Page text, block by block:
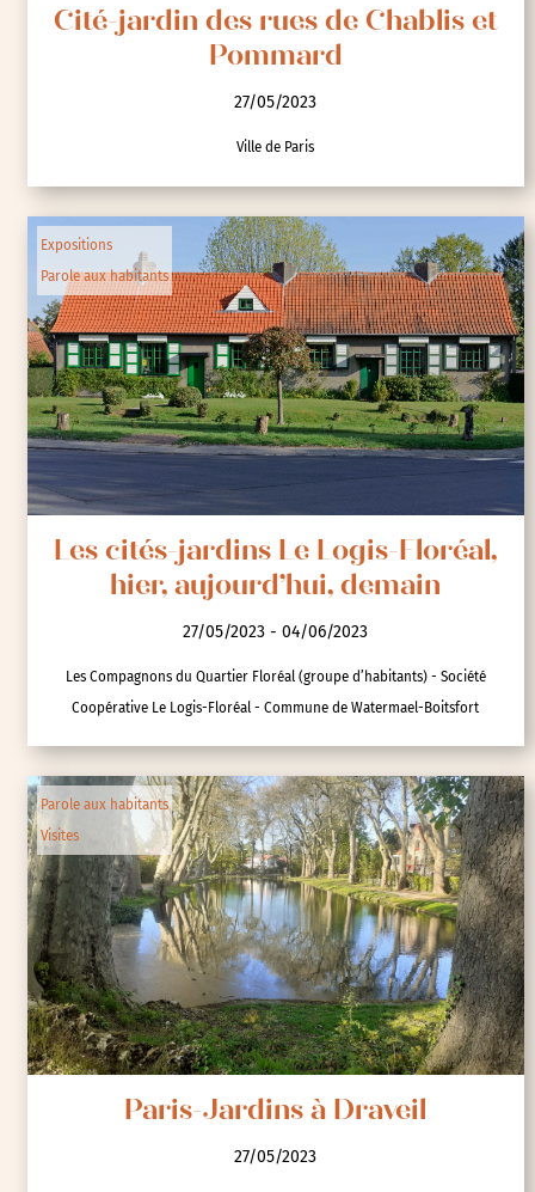
Cité-jardin des rues de Chablis et
Pommard
27/05/2023
Ville de Paris
Expositions
Parole aux habitants
Les cités-jardins Le Logis-Floréal,
hier, aujourd’hui, demain
27/05/2023 - 04/06/2023
Les Compagnons du Quartier Floréal (groupe d’habitants) - Société
Coopérative Le Logis-Floréal - Commune de Watermael-Boitsfort
Parole aux habitants
Visites
Paris-Jardins à Draveil
27/05/2023